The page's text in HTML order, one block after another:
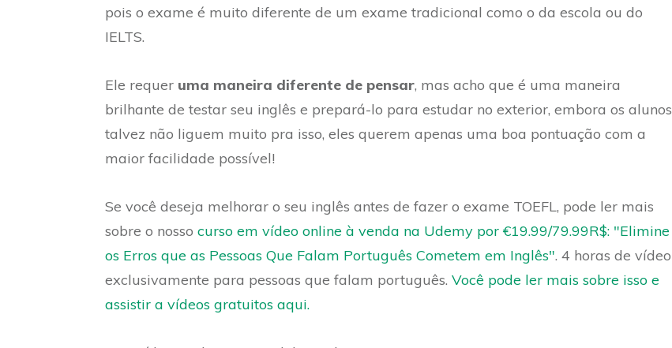
pois o exame é muito diferente de um exame tradicional como o da escola ou do
IELTS.
Ele requer uma maneira diferente de pensar, mas acho que é uma maneira
brilhante de testar seu inglês e prepará-lo para estudar no exterior, embora os alunos
talvez não liguem muito pra isso, eles querem apenas uma boa pontuação com a
maior facilidade possível!
Se você deseja melhorar o seu inglês antes de fazer o exame TOEFL, pode ler mais
sobre o nosso curso em vídeo online à venda na Udemy por €19.99/79.99R$: "Elimine
os Erros que as Pessoas Que Falam Português Cometem em Inglês". 4 horas de vídeo
exclusivamente para pessoas que falam português. Você pode ler mais sobre isso e
assistir a vídeos gratuitos aqui.